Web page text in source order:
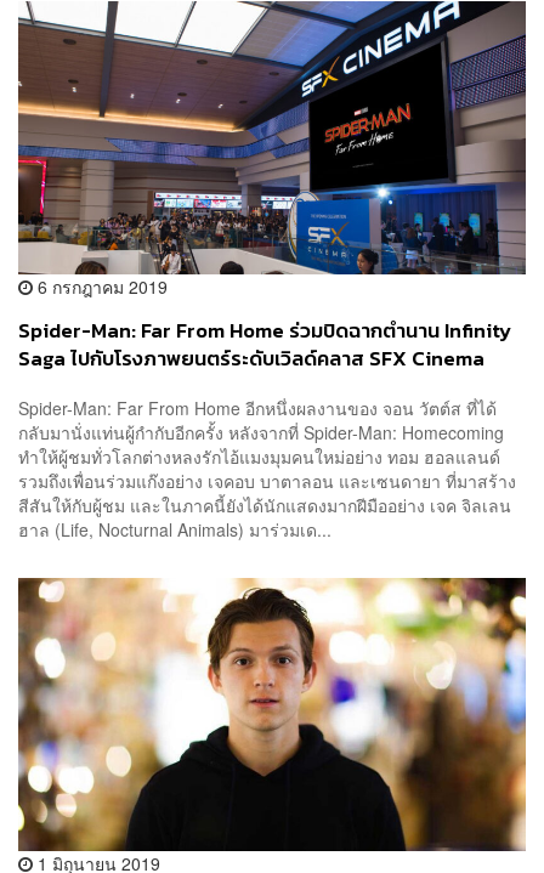
6 กรกฎาคม 2019
Spider-Man: Far From Home ร่วมปิดฉากตำนาน Infinity
Saga ไปกับโรงภาพยนตร์ระดับเวิลด์คลาส SFX Cinema
Spider-Man: Far From Home อีกหนึ่งผลงานของ จอน วัตต์ส ที่ได้
กลับมานั่งแท่นผู้กำกับอีกครั้ง หลังจากที่ Spider-Man: Homecoming
ทำให้ผู้ชมทั่วโลกต่างหลงรักไอ้แมงมุมคนใหม่อย่าง ทอม ฮอลแลนด์
รวมถึงเพื่อนร่วมแก๊งอย่าง เจคอบ บาตาลอน และเซนดายา ที่มาสร้าง
สีสันให้กับผู้ชม และในภาคนี้ยังได้นักแสดงมากฝีมืออย่าง เจค จิลเลน
ฮาล (Life, Nocturnal Animals) มาร่วมเด...
1 มิถุนายน 2019